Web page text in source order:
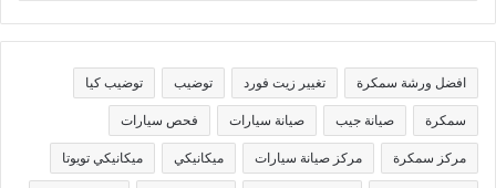
ن
ف
ا
افضل ورشة سمكرة تغيير زيت فورد توضيب توضيب كيا
سمكرة صيانة جيب صيانة سيارات فحص سيارات
مركز سمكرة مركز صيانة سيارات ميكانيكي ميكانيكي تويوتا